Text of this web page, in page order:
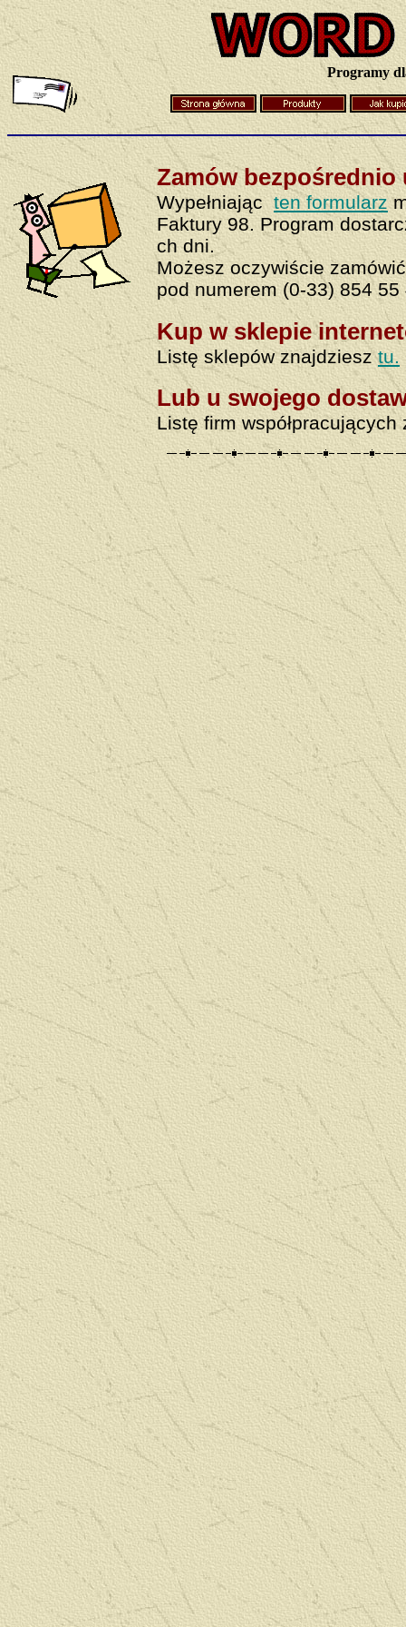
Programy
Zamów bezpośrednio
Wypełniając ten formularz
Faktury 98. Program
ch dni.
Możesz oczywiście
pod numerem(0-33) 854 55
Kup w sklepie
Listę sklepów znajdziesztu.
Lub u swojego
Listę firm